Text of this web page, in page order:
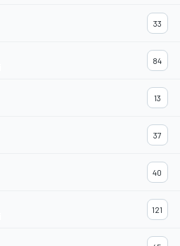
33
84
13
37
40
121